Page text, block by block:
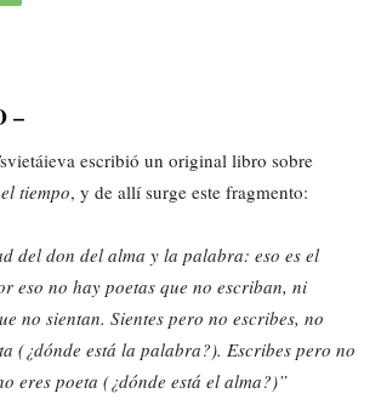
–
escribió un original libro sobre
tiempo, y de allí surge este fragmento:
del don del alma y la palabra: eso es el
eso no hay poetas que no escriban, ni
no sientan. Sientes pero no escribes, no
(¿dónde está la palabra?). Escribes pero no
eres poeta (¿dónde está el alma?)”